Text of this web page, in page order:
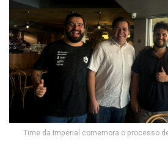
Time da Imperial comemora o processo